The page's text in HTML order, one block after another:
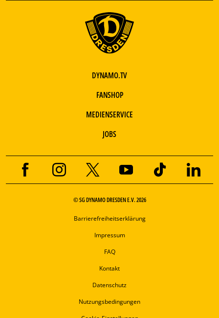
DYNAMO.TV
FANSHOP
MEDIENSERVICE
JOBS
© SG DYNAMO DRESDEN E.V. 2026
Barrierefreiheitserklärung
Impressum
FAQ
Kontakt
Datenschutz
Nutzungsbedingungen